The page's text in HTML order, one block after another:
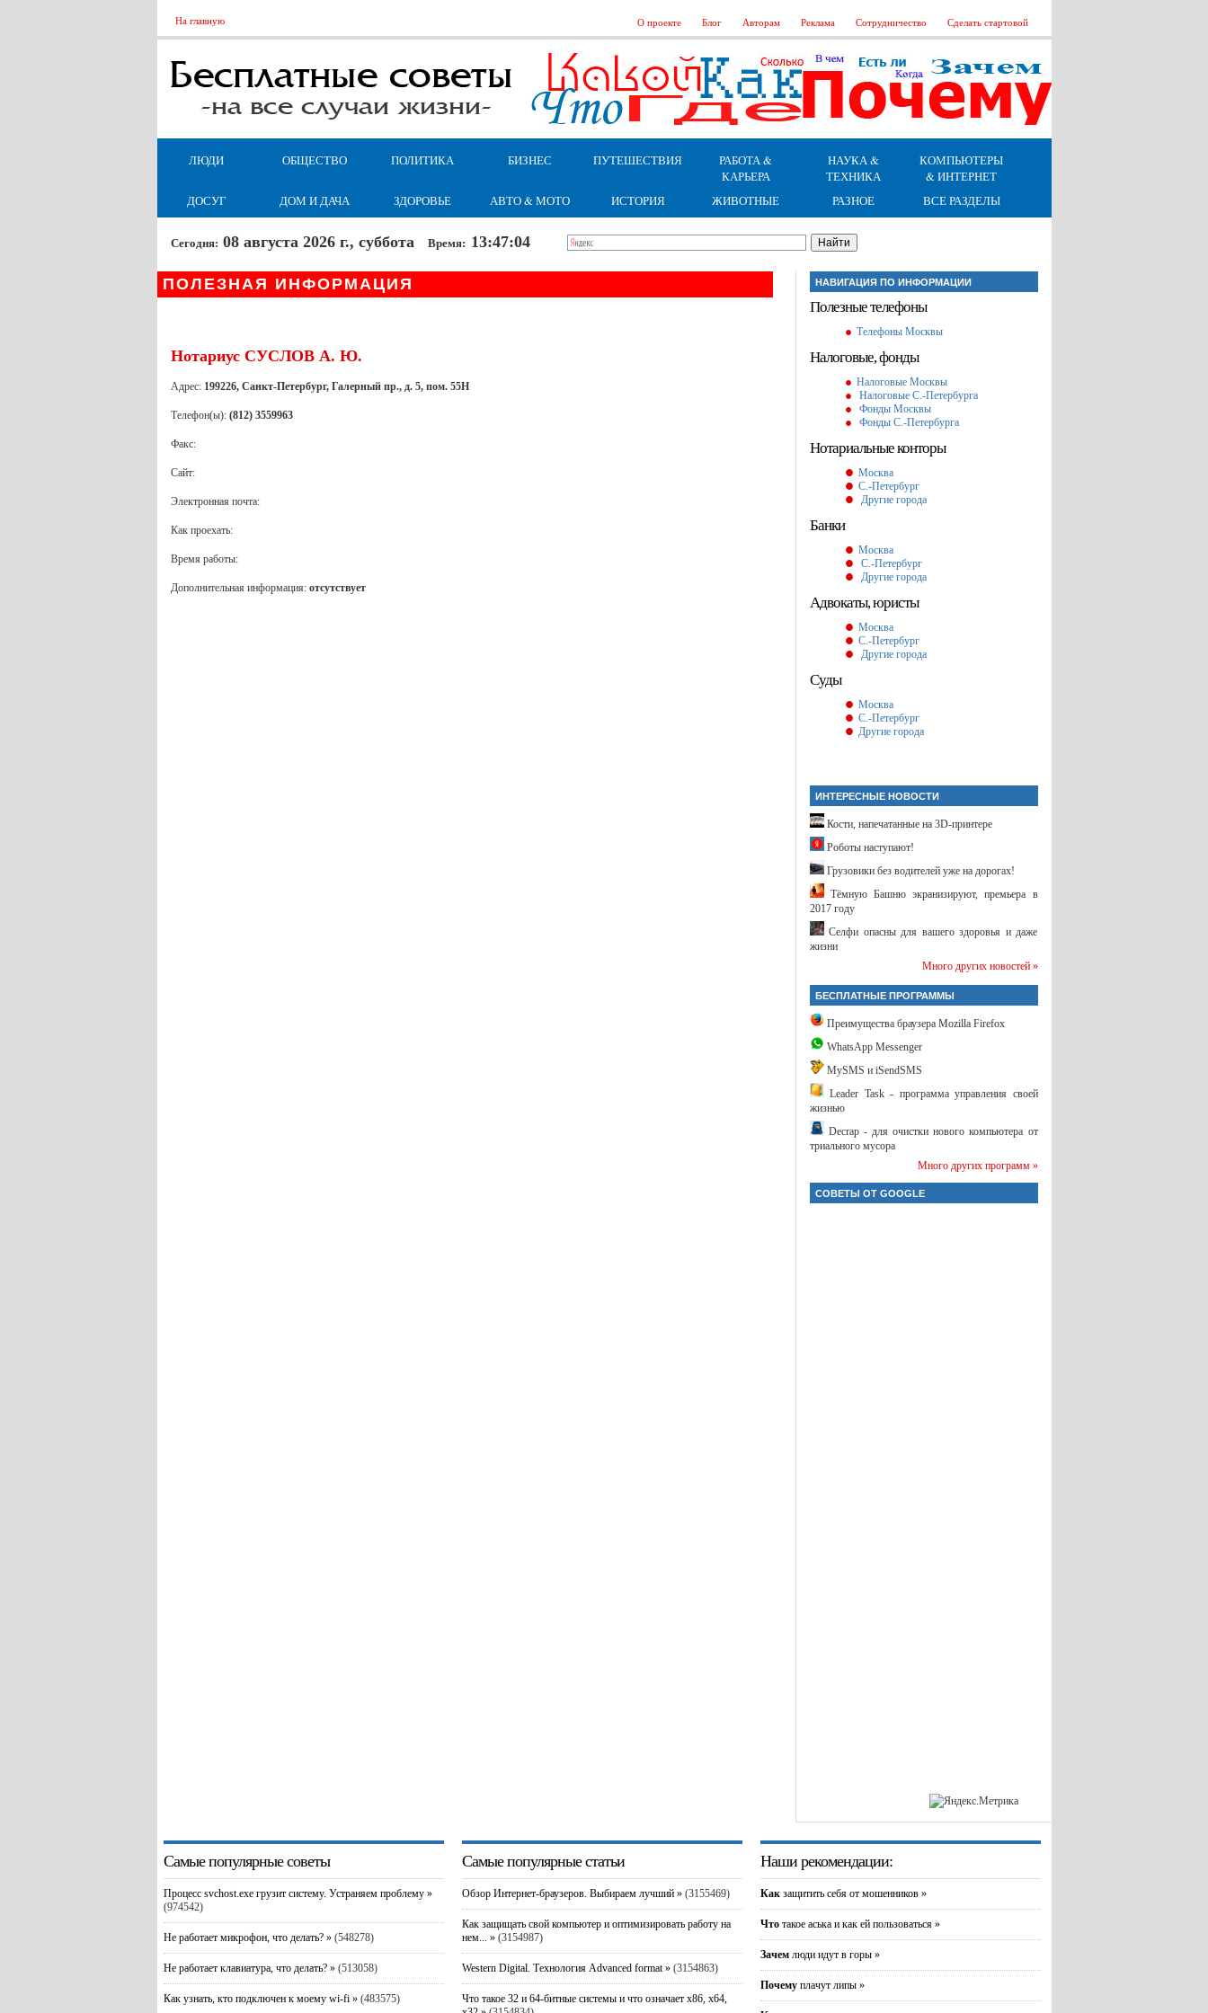
На главную О проекте Блог Авторам Реклама Сотрудничество Сделать стартовой
ЛЮДИ ОБЩЕСТВО ПОЛИТИКА БИЗНЕС ПУТЕШЕСТВИЯ
РАБОТА &
КАРЬЕРА
НАУКА &
ТЕХНИКА
КОМПЬЮТЕРЫ
& ИНТЕРНЕТ
ДОСУГ
ДОМ И ДАЧА ЗДОРОВЬЕ АВТО & МОТО ИСТОРИЯ ЖИВОТНЫЕ РАЗНОЕ ВСЕ РАЗДЕЛЫ
Сегодня: 08 августа 2026 г., суббота Время: 13:47:05
ПОЛЕЗНАЯ ИНФОРМАЦИЯ
Нотариус СУСЛОВ А. Ю.
Адрес: 199226, Санкт-Петербург, Галерный пр., д. 5, пом. 55Н
Телефон(ы): (812) 3559963
Факс:
Сайт:
Электронная почта:
Как проехать:
Время работы:
Дополнительная информация: отсутствует
НАВИГАЦИЯ ПО ИНФОРМАЦИИ
Полезные телефоны
Телефоны Москвы
Налоговые, фонды
Налоговые Москвы
Налоговые С.-Петербурга
Фонды Москвы
Фонды С.-Петербурга
Нотариальные конторы
Москва
С.-Петербург
Другие города
Банки
Москва
С.-Петербург
Другие города
Адвокаты, юристы
Москва
С.-Петербург
Другие города
Суды
Москва
С.-Петербург
Другие города
ИНТЕРЕСНЫЕ НОВОСТИ
Кости, напечатанные на 3D-принтере
Роботы наступают!
Грузовики без водителей уже на дорогах!
Тёмную Башню экранизируют, премьера в
2017 году
Селфи опасны для вашего здоровья и даже
жизни
Много других новостей »
БЕСПЛАТНЫЕ ПРОГРАММЫ
Преимущества браузера Mozilla Firefox
WhatsApp Messenger
MySMS и iSendSMS
Leader Task - программа управления своей
жизнью
Decrap - для очистки нового компьютера от
триального мусора
Много других программ »
СОВЕТЫ ОТ GOOGLE
Самые популярные советы
Процесс svchost.exe грузит систему. Устраняем проблему »
(974542)
Не работает микрофон, что делать? » (548278)
Не работает клавиатура, что делать? » (513058)
Как узнать, кто подключен к моему wi-fi » (483575)
Самые популярные статьи
Обзор Интернет-браузеров. Выбираем лучший » (3155469)
Как защищать свой компьютер и оптимизировать работу на
нем... » (3154987)
Western Digital. Технология Advanced format » (3154863)
Что такое 32 и 64-битные системы и что означает x86, x64,
Наши рекомендации:
Как защитить себя от мошенников »
Что такое аська и как ей пользоваться »
Зачем люди идут в горы »
Почему плачут липы »